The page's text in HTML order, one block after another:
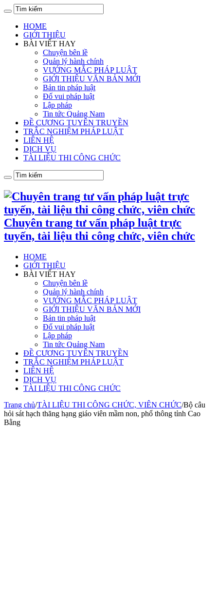
HOME
GIỚI THIỆU
BÀI VIẾT HAY
Chuyện bên lề
Quản lý hành chính
VƯỚNG MẮC PHÁP LUẬT
GIỚI THIỆU VĂN BẢN MỚI
Bản tin pháp luật
Đố vui pháp luật
Lập pháp
Tin tức Quảng Nam
ĐỀ CƯƠNG TUYÊN TRUYỀN
TRẮC NGHIỆM PHÁP LUẬT
LIÊN HỆ
DỊCH VỤ
TÀI LIỆU THI CÔNG CHỨC
Chuyên trang tư vấn pháp luật trực
tuyến, tài liệu thi công chức, viên chức
HOME
GIỚI THIỆU
BÀI VIẾT HAY
Chuyện bên lề
Quản lý hành chính
VƯỚNG MẮC PHÁP LUẬT
GIỚI THIỆU VĂN BẢN MỚI
Bản tin pháp luật
Đố vui pháp luật
Lập pháp
Tin tức Quảng Nam
ĐỀ CƯƠNG TUYÊN TRUYỀN
TRẮC NGHIỆM PHÁP LUẬT
LIÊN HỆ
DỊCH VỤ
TÀI LIỆU THI CÔNG CHỨC
Trang chủ/TÀI LIỆU THI CÔNG CHỨC, VIÊN CHỨC/Bộ câu
hỏi sát hạch thăng hạng giáo viên mầm non, phổ thông tỉnh Cao
Bằng